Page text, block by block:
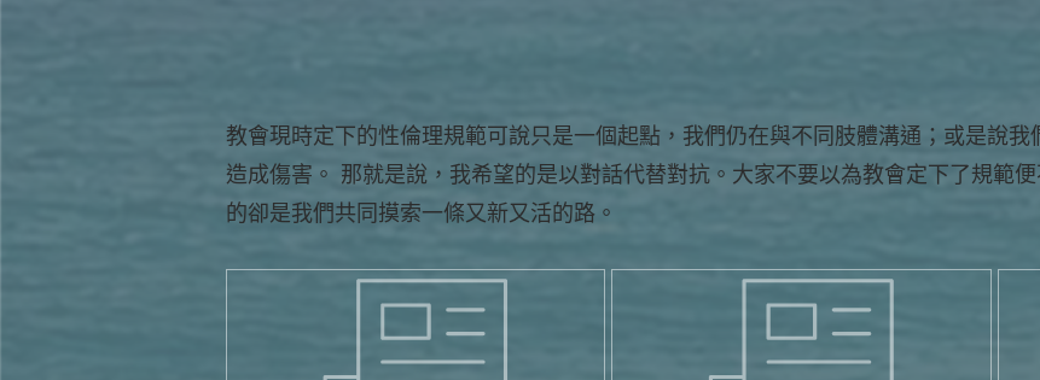
教會現時定下的性倫理規範可說只是一個起點，我們仍在與不同肢體溝通；或是說
造成傷害。 那就是說，我希望的是以對話代替對抗。大家不要以為教會定下了規範
的卻是我們共同摸索一條又新又活的路。